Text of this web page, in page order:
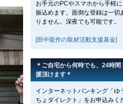
お手元のPCやスマホから手軽に
振込めます。面倒な登録は一切
りません。深夜でも可能です。
[田中龍作の取材活動支援基金]
＊ご自宅から何時でも、24時間
援頂けます＊
インターネットバンキング「ゆ
ちょダイレクト」をお申込みく